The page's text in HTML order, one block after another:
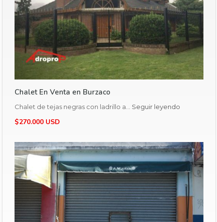
Chalet En Venta en Burzaco
Chalet de tejas negras con ladrillo a… Seguir leyendo
$270.000 USD